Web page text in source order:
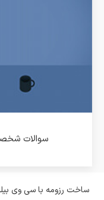
سوالات
ساخت رزومه با سی وی